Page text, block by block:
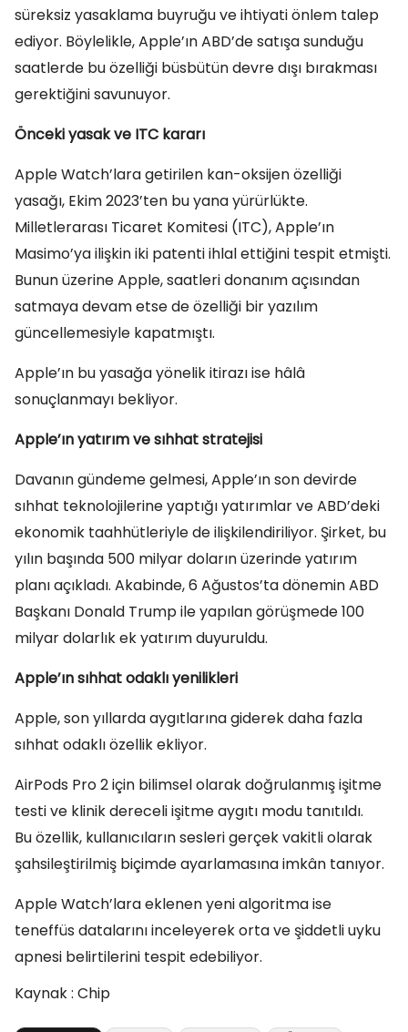
süreksiz yasaklama buyruğu ve ihtiyati önlem talep
ediyor. Böylelikle, Apple’ın ABD’de satışa sunduğu
saatlerde bu özelliği büsbütün devre dışı bırakması
gerektiğini savunuyor.
Önceki yasak ve ITC kararı
Apple Watch’lara getirilen kan-oksijen özelliği
yasağı, Ekim 2023’ten bu yana yürürlükte.
Milletlerarası Ticaret Komitesi (ITC), Apple’ın
Masimo’ya ilişkin iki patenti ihlal ettiğini tespit etmişti.
Bunun üzerine Apple, saatleri donanım açısından
satmaya devam etse de özelliği bir yazılım
güncellemesiyle kapatmıştı.
Apple’ın bu yasağa yönelik itirazı ise hâlâ
sonuçlanmayı bekliyor.
Apple’ın yatırım ve sıhhat stratejisi
Davanın gündeme gelmesi, Apple’ın son devirde
sıhhat teknolojilerine yaptığı yatırımlar ve ABD’deki
ekonomik taahhütleriyle de ilişkilendiriliyor. Şirket, bu
yılın başında 500 milyar doların üzerinde yatırım
planı açıkladı. Akabinde, 6 Ağustos’ta dönemin ABD
Başkanı Donald Trump ile yapılan görüşmede 100
milyar dolarlık ek yatırım duyuruldu.
Apple’ın sıhhat odaklı yenilikleri
Apple, son yıllarda aygıtlarına giderek daha fazla
sıhhat odaklı özellik ekliyor.
AirPods Pro 2 için bilimsel olarak doğrulanmış işitme
testi ve klinik dereceli işitme aygıtı modu tanıtıldı.
Bu özellik, kullanıcıların sesleri gerçek vakitli olarak
şahsileştirilmiş biçimde ayarlamasına imkân tanıyor.
Apple Watch’lara eklenen yeni algoritma ise
teneffüs datalarını inceleyerek orta ve şiddetli uyku
apnesi belirtilerini tespit edebiliyor.
Kaynak : Chip